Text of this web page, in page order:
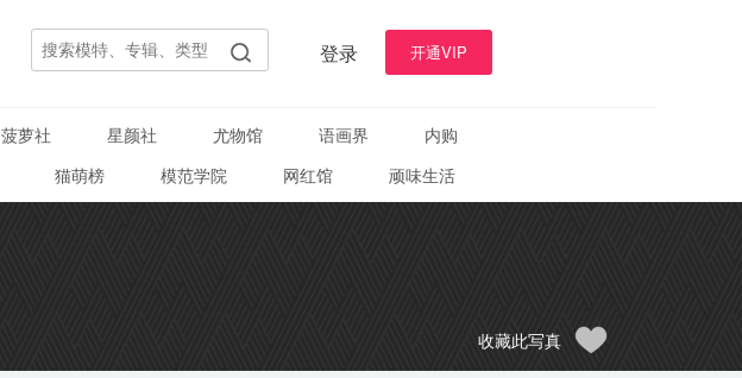
登录 开通VIP
菠萝社 星颜社 尤物馆 语画界
内购
猫萌榜 模范学院 网红馆 顽味生活
收藏此写真